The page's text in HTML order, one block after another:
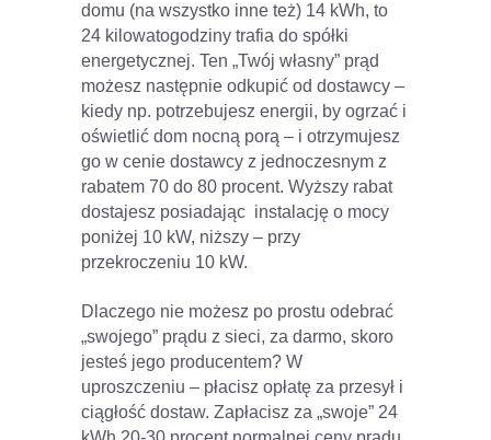
domu (na wszystko inne też) 14 kWh, to
24 kilowatogodziny trafia do spółki
energetycznej. Ten „Twój własny” prąd
możesz następnie odkupić od dostawcy –
kiedy np. potrzebujesz energii, by ogrzać i
oświetlić dom nocną porą – i otrzymujesz
go w cenie dostawcy z jednoczesnym z
rabatem 70 do 80 procent. Wyższy rabat
dostajesz posiadając instalację o mocy
poniżej 10 kW, niższy – przy
przekroczeniu 10 kW.
Dlaczego nie możesz po prostu odebrać
„swojego” prądu z sieci, za darmo, skoro
jesteś jego producentem? W
uproszczeniu – płacisz opłatę za przesył i
ciągłość dostaw. Zapłacisz za „swoje” 24